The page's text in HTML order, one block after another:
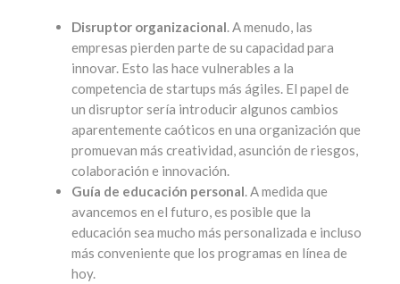
Disruptor organizacional. A menudo, las
empresas pierden parte de su capacidad para
innovar. Esto las hace vulnerables a la
competencia de startups más ágiles. El papel de
un disruptor sería introducir algunos cambios
aparentemente caóticos en una organización que
promuevan más creatividad, asunción de riesgos,
colaboración e innovación.
Guía de educación personal. A medida que
avancemos en el futuro, es posible que la
educación sea mucho más personalizada e incluso
más conveniente que los programas en línea de
hoy.